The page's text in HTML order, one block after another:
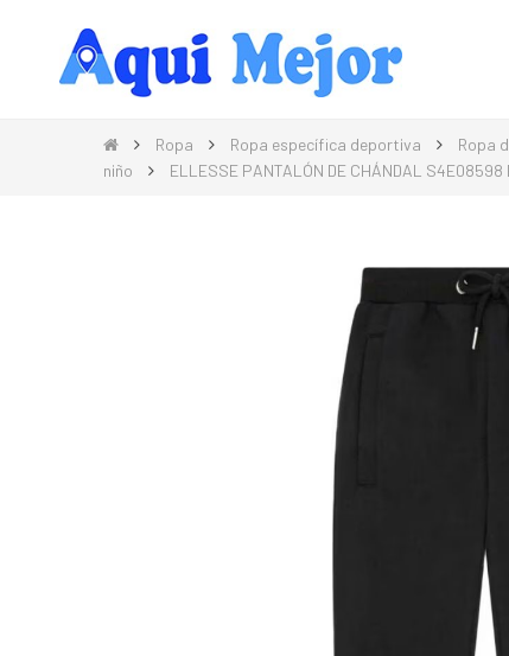
Compra Moda, Electrónica,
Ropa Ropa específica deportiva Ropa
niño
ELLESSE PANTALÓN DE CHÁNDAL S4E08598